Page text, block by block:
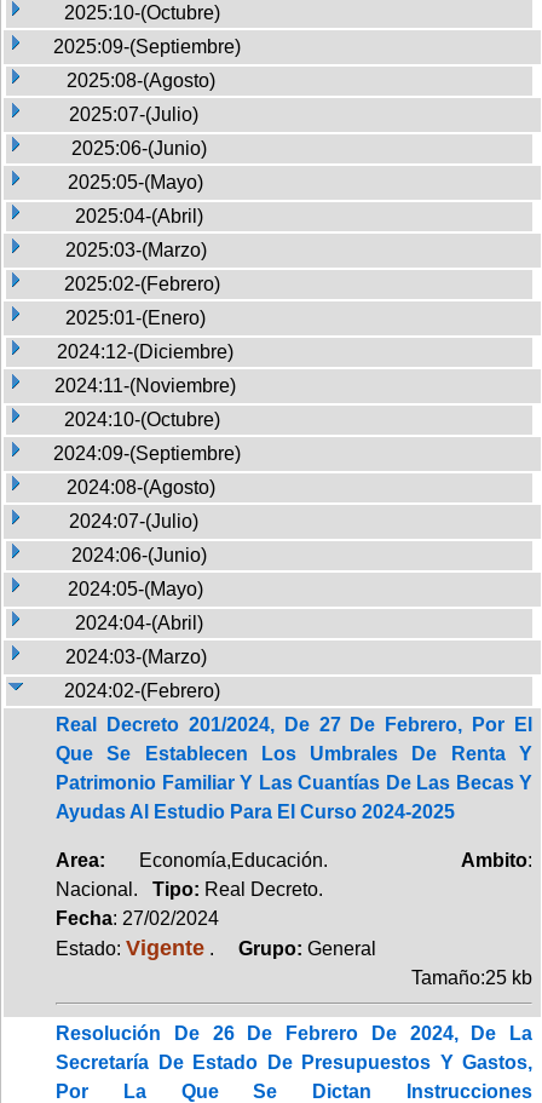
2025:10-(Octubre)
2025:09-(Septiembre)
2025:08-(Agosto)
2025:07-(Julio)
2025:06-(Junio)
2025:05-(Mayo)
2025:04-(Abril)
2025:03-(Marzo)
2025:02-(Febrero)
2025:01-(Enero)
2024:12-(Diciembre)
2024:11-(Noviembre)
2024:10-(Octubre)
2024:09-(Septiembre)
2024:08-(Agosto)
2024:07-(Julio)
2024:06-(Junio)
2024:05-(Mayo)
2024:04-(Abril)
2024:03-(Marzo)
2024:02-(Febrero)
Real Decreto 201/2024, De 27 De Febrero, Por El
Que Se Establecen Los Umbrales De Renta Y
Patrimonio Familiar Y Las Cuantías De Las Becas Y
Ayudas Al Estudio Para El Curso 2024-2025
Area: Economía,Educación. Ambito:
Nacional. Tipo: Real Decreto.
Fecha: 27/02/2024
Estado: Vigente . Grupo: General
Tamaño:25 kb
Resolución De 26 De Febrero De 2024, De La
Secretaría De Estado De Presupuestos Y Gastos,
Por La Que Se Dictan Instrucciones